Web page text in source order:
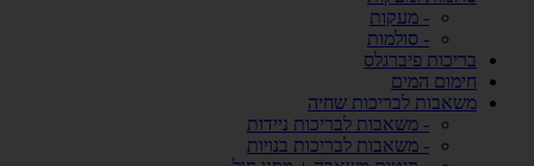
- מעקות
- סולמות
בריכות פיברגלס
חימום המים
משאבות לבריכות שחיה
- משאבות לבריכות ניידות
- משאבות לבריכות בנויות